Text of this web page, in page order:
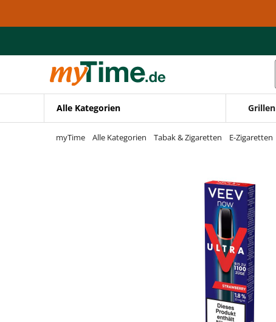
Zur Navigation springen
Alle Kategorien Grillen
myTime Alle Kategorien Tabak & Zigaretten E-Zigaretten